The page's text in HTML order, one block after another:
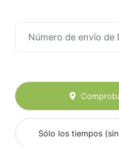
Sólo los tiempos